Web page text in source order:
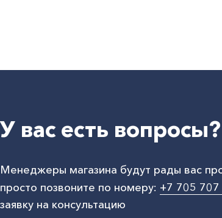
У вас есть вопросы?
Менеджеры магазина будут рады вас
просто позвоните по номеру: +7 705 707
заявку на консультацию